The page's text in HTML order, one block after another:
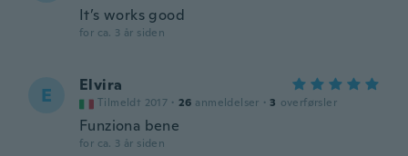
It’s works good
for ca. 3 år siden
E Elvira
Tilmeldt 2017 · 26 anmeldelser · 3 overførsler
Funziona bene
for ca. 3 år siden